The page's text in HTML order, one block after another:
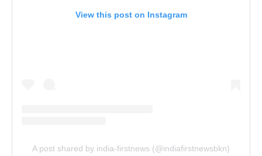
View this post on Instagram
A post shared by india-firstnews (@indiafirstnewsbkn)